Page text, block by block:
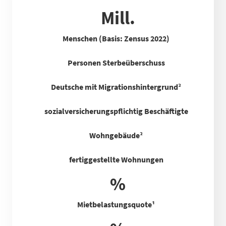
Mill.
Menschen (Basis: Zensus 2022)
Personen Sterbeüberschuss
Deutsche mit Migrationshintergrund²
sozialversicherungspflichtig Beschäftigte
Wohngebäude²
fertiggestellte Wohnungen
%
Mietbelastungsquote¹